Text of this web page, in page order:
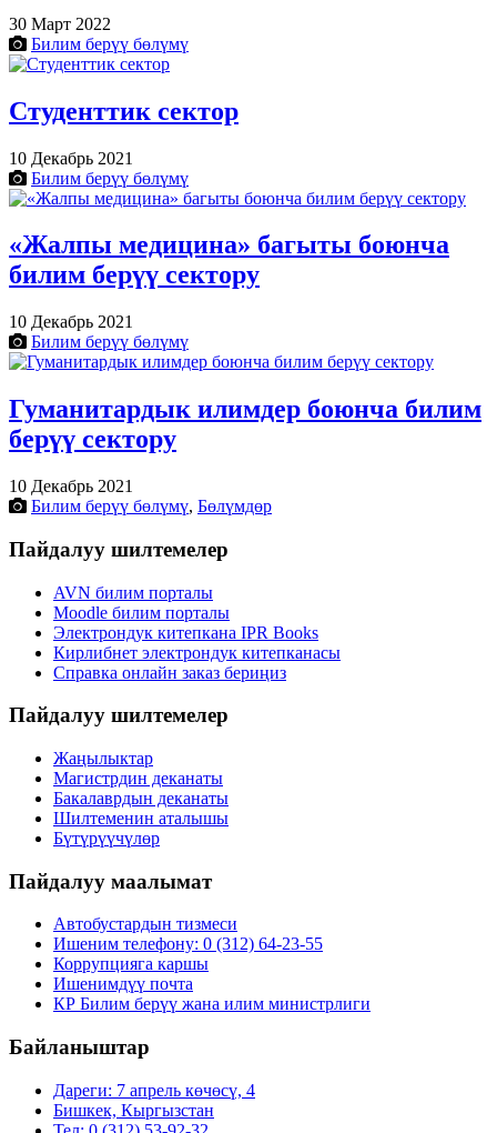
30 Март 2022
Билим берүү бөлүмү
Студенттик сектор
10 Декабрь 2021
Билим берүү бөлүмү
«Жалпы медицина» багыты боюнча
билим берүү сектору
10 Декабрь 2021
Билим берүү бөлүмү
Гуманитардык илимдер боюнча билим
берүү сектору
10 Декабрь 2021
Билим берүү бөлүмү, Бөлүмдөр
Пайдалуу шилтемелер
AVN билим порталы
Moodle билим порталы
Электрондук китепкана IPR Books
Кирлибнет электрондук китепканасы
Справка онлайн заказ бериңиз
Пайдалуу шилтемелер
Жаңылыктар
Магистрдин деканаты
Бакалаврдын деканаты
Шилтеменин аталышы
Бүтүрүүчүлөр
Пайдалуу маалымат
Автобустардын тизмеси
Ишеним телефону: 0 (312) 64-23-55
Коррупцияга каршы
Ишенимдүү почта
КР Билим берүү жана илим министрлиги
Байланыштар
Дареги: 7 апрель көчөсү, 4
Бишкек, Кыргызстан